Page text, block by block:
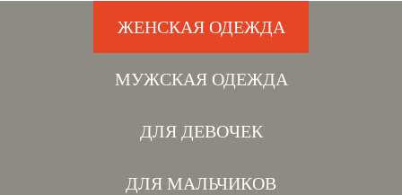
ЖЕНСКАЯ ОДЕЖДА
МУЖСКАЯ ОДЕЖДА
ДЛЯ ДЕВОЧЕК
ДЛЯ МАЛЬЧИКОВ